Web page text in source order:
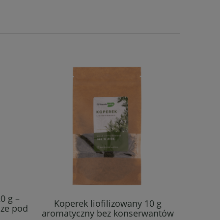
g –
pod
Koperek liofilizowany 10 g
aromatyczny bez konserwantów